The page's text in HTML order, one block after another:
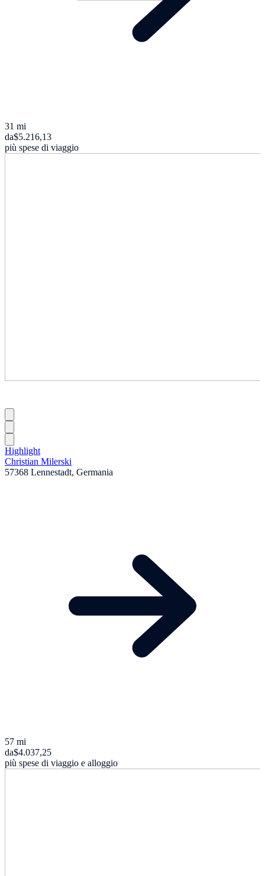
31 mi
da$5.216,13
più spese di viaggio
Highlight
Christian Milerski
57368 Lennestadt, Germania
57 mi
da$4.037,25
più spese di viaggio e alloggio